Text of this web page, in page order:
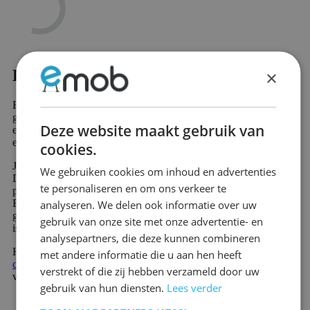
Kledingrekken - Dennenhout kopen?
Ben je op zoek naar Kledingrekken - Dennenhout? Dan slaag je
gegarandeerd bij Emob, jouw online meubelwinkel. In ons
enorme assortiment vind je meer dan 10.000 prachtige meubels
en sfeervolle woondecoratie producten.
Jouw nieuwe favoriete product in de categorie Kledingrekken -
Dennenhout wordt snel en voordelig verzonden. Veel van onze
producten zijn direct leverbaar en worden snel geleverd.
Bovendien profiteer je van 60 dagen retourrecht en 2 jaar
garantie op alle meubels. Nieuw bij Emob en uniek in de branche
is de mogelijkheid om gratis achteraf of in delen te betalen.
Heb je een vraag over onze producten of service? Neem gerust
contact
verder.
×
Deze website maakt gebruik van
cookies.
We gebruiken cookies om inhoud en advertenties
te personaliseren en om ons verkeer te
analyseren. We delen ook informatie over uw
gebruik van onze site met onze advertentie- en
analysepartners, die deze kunnen combineren
met andere informatie die u aan hen heeft
verstrekt of die zij hebben verzameld door uw
gebruik van hun diensten. Lees verder